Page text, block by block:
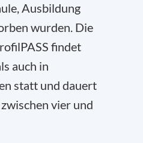
Ausbildung
wurden. Die
findet
auch in
statt und dauert
vier und